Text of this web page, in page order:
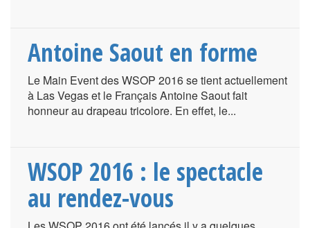
Antoine Saout en forme
Le Main Event des WSOP 2016 se tient actuellement
à Las Vegas et le Français Antoine Saout fait
honneur au drapeau tricolore. En effet, le...
WSOP 2016 : le spectacle
au rendez-vous